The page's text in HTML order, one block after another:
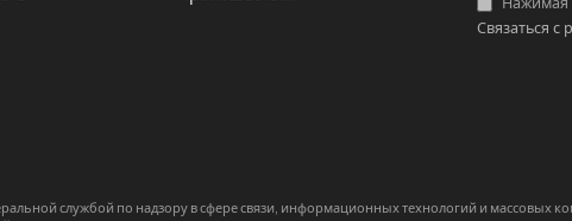
Нажимая
Связаться с
службой по надзору в сфере связи, информационных технологий и массовых